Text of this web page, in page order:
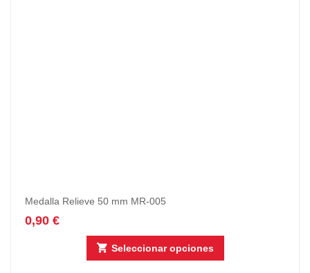
Medalla Relieve 50 mm MR-005
0,90 €
Seleccionar opciones